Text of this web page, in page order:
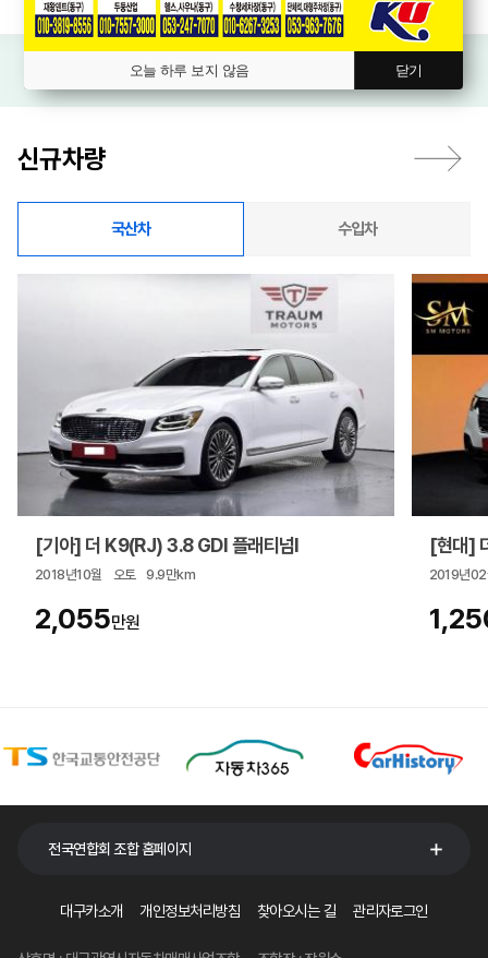
오늘 하루 보지 않음 닫기
신규차량
국산차 수입차
[기아] 더 K9(RJ) 3.8 GDI 플래티넘Ⅰ
2018년10월 오토 9.9만km
2,055만원
[현대]
2019년02
전국연합회 조합 홈페이지
대구카소개 개인정보처리방침 찾아오시는 길 관리자로그인